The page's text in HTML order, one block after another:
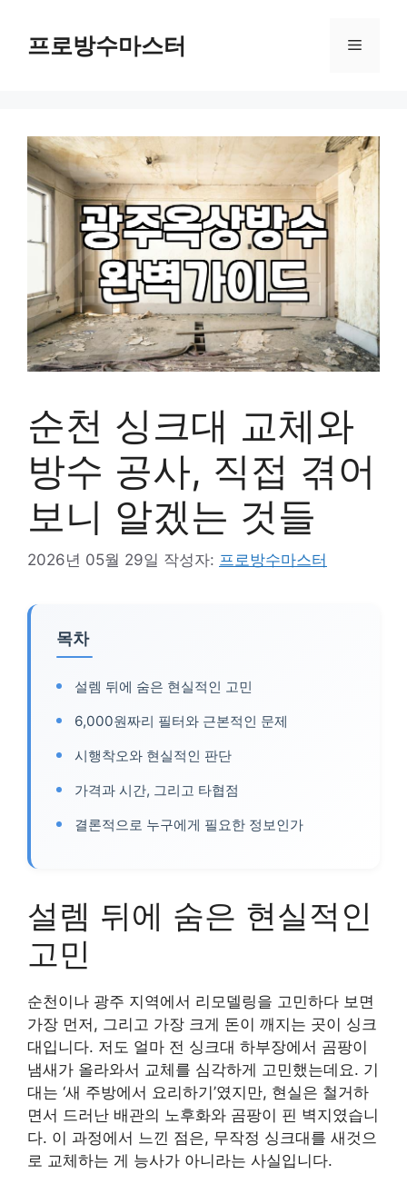
프로방수마스터 메
순천 싱크대 교체와
방수 공사, 직접 겪어
보니 알겠는 것들
2026년 05월 29일 작성자: 프로방수마스터
목차
설렘 뒤에 숨은 현실적인 고민
6,000원짜리 필터와 근본적인 문제
시행착오와 현실적인 판단
가격과 시간, 그리고 타협점
결론적으로 누구에게 필요한 정보인가
설렘 뒤에 숨은 현실적인
고민
순천이나 광주 지역에서 리모델링을 고민하다 보면
가장 먼저, 그리고 가장 크게 돈이 깨지는 곳이 싱크
대입니다. 저도 얼마 전 싱크대 하부장에서 곰팡이
냄새가 올라와서 교체를 심각하게 고민했는데요. 기
대는 ‘새 주방에서 요리하기’였지만, 현실은 철거하
면서 드러난 배관의 노후화와 곰팡이 핀 벽지였습니
다. 이 과정에서 느낀 점은, 무작정 싱크대를 새것으
로 교체하는 게 능사가 아니라는 사실입니다.